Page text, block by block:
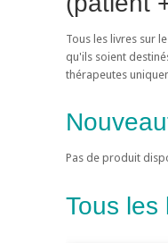
Tous les livres sur
qu'ils soient
thérapeutes
Pas de produit
Tous les